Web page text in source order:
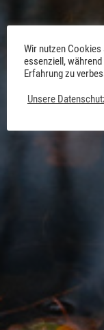
Wir nutzen Cookies
essenziell,
Erfahrung zu
Unsere